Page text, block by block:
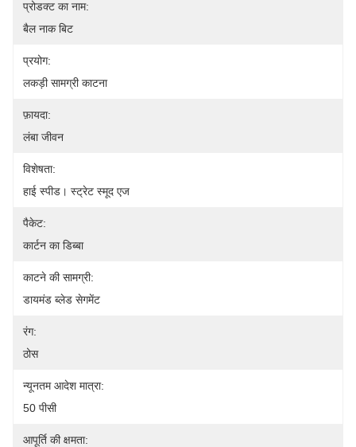
प्रोडक्ट का नाम:
बैल नाक बिट
प्रयोग:
लकड़ी सामग्री काटना
फ़ायदा:
लंबा जीवन
विशेषता:
हाई स्पीड। स्ट्रेट स्मूद एज
पैकेट:
कार्टन का डिब्बा
काटने की सामग्री:
डायमंड ब्लेड सेगमेंट
रंग:
ठोस
न्यूनतम आदेश मात्रा:
50 पीसी
आपूर्ति की क्षमता: